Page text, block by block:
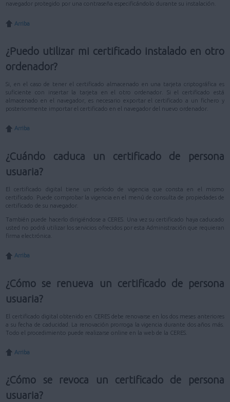
navegador protegido por una contraseña especificándolo durante su instalación.
Arriba
¿Puedo utilizar mi certificado instalado en otro
ordenador?
Si, en el caso de tener el certificado almacenado en una tarjeta criptográfica es
suficiente con insertar la tarjeta en el otro ordenador. Si el certificado está
almacenado en el navegador, es necesario exportar el certificado a un fichero y
posteriormente importar el certificado en el navegador del nuevo ordenador.
Arriba
¿Cuándo caduca un certificado de persona
usuaria?
El certificado digital tiene un período de vigencia que consta en el mismo
certificado. Puede comprobar la vigencia en el menú de consulta de propiedades de
certificado de su navegador.
También puede hacerlo dirigiéndose a CERES. Una vez su certificado haya caducado
usted no podrá utilizar los servicios ofrecidos por esta Administración que requieran
firma electrónica.
Arriba
¿Cómo se renueva un certificado de persona
usuaria?
El certificado digital obtenido en CERES debe renovarse en los dos meses anteriores
a su fecha de caducidad. La renovación prorroga la vigencia durante dos años más.
Todo el procedimiento puede realizarse online en la web de la CERES.
Arriba
¿Cómo se revoca un certificado de persona
usuaria?